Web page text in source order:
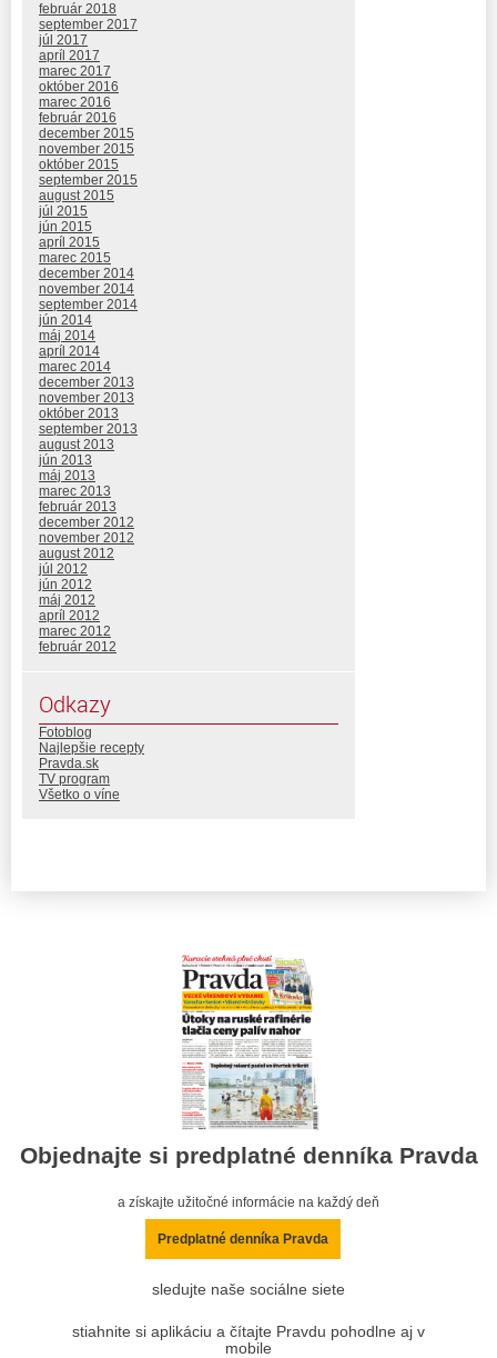
február 2018
september 2017
júl 2017
apríl 2017
marec 2017
október 2016
marec 2016
február 2016
december 2015
november 2015
október 2015
september 2015
august 2015
júl 2015
jún 2015
apríl 2015
marec 2015
december 2014
november 2014
september 2014
jún 2014
máj 2014
apríl 2014
marec 2014
december 2013
november 2013
október 2013
september 2013
august 2013
jún 2013
máj 2013
marec 2013
február 2013
december 2012
november 2012
august 2012
júl 2012
jún 2012
máj 2012
apríl 2012
marec 2012
február 2012
Odkazy
Fotoblog
Najlepšie recepty
Pravda.sk
TV program
Všetko o víne
Objednajte si predplatné denníka Pravda
a získajte užitočné informácie na každý deň
Predplatné denníka Pravda
sledujte naše sociálne siete
stiahnite si aplikáciu a čítajte Pravdu pohodlne aj v
mobile